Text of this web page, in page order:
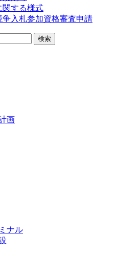
関する様式
争入札参加資格審査申請
画
ナル